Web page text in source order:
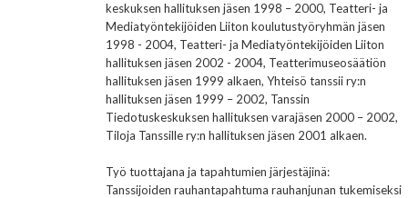
keskuksen hallituksen jäsen 1998 – 2000, Teatteri- ja
Mediatyöntekijöiden Liiton koulutustyöryhmän jäsen
1998 - 2004, Teatteri- ja Mediatyöntekijöiden Liiton
hallituksen jäsen 2002 - 2004, Teatterimuseosäätiön
hallituksen jäsen 1999 alkaen, Yhteisö tanssii ry:n
hallituksen jäsen 1999 – 2002, Tanssin
Tiedotuskeskuksen hallituksen varajäsen 2000 – 2002,
Tiloja Tanssille ry:n hallituksen jäsen 2001 alkaen.
Työ tuottajana ja tapahtumien järjestäjinä:
Tanssijoiden rauhantapahtuma rauhanjunan tukemiseksi